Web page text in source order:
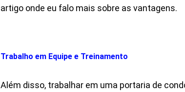
artigo onde eu falo mais sobre as vantagens.
Trabalho em Equipe e Treinamento
Além disso, trabalhar em uma portaria de